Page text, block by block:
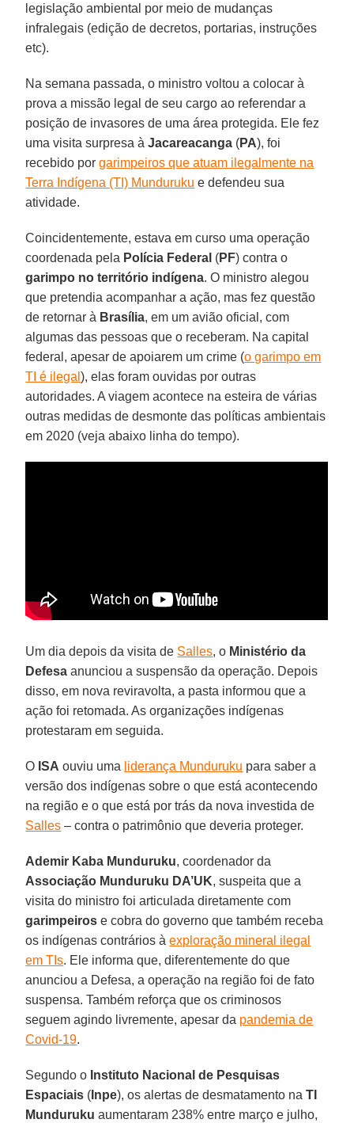
legislação ambiental por meio de mudanças
infralegais (edição de decretos, portarias, instruções
etc).
Na semana passada, o ministro voltou a colocar à
prova a missão legal de seu cargo ao referendar a
posição de invasores de uma área protegida. Ele fez
uma visita surpresa àJacareacanga (PA), foi
recebido porgarimpeiros que atuam ilegalmente na
Terra Indígena (TI) Munduruku e defendeu sua
atividade.
Coincidentemente, estava em curso uma operação
coordenada pela Polícia Federal (PF) contra o
garimpo no território indígena. O ministro alegou
que pretendia acompanhar a ação, mas fez questão
de retornar à Brasília, em um avião oficial, com
algumas das pessoas que o receberam. Na capital
federal, apesar de apoiarem um crime (o garimpo em
TI é ilegal), elas foram ouvidas por outras
autoridades. A viagem acontece na esteira de várias
outras medidas de desmonte das políticas ambientais
em 2020 (veja abaixo linha do tempo).
Um dia depois da visita de Salles, o Ministério da
Defesa anunciou a suspensão da operação. Depois
disso, em nova reviravolta, a pasta informou que a
ação foi retomada. As organizações indígenas
protestaram em seguida.
O ISA ouviu uma liderança Munduruku para saber a
versão dos indígenas sobre o que está acontecendo
na região e o que está por trás da nova investida de
Salles – contra o patrimônio que deveria proteger.
Ademir Kaba Munduruku, coordenador da
Associação Munduruku DA’UK, suspeita que a
visita do ministro foi articulada diretamente com
garimpeiros e cobra do governo que também receba
os indígenas contrários àexploração mineral ilegal
em TIs. Ele informa que, diferentemente do que
anunciou a Defesa, a operação na região foi de fato
suspensa. Também reforça que os criminosos
seguem agindo livremente, apesar da pandemia de
Covid-19.
Segundo o Instituto Nacional de Pesquisas
Espaciais ( Inpe), os alertas de desmatamento naTI
Munduruku aumentaram 238% entre março e julho,